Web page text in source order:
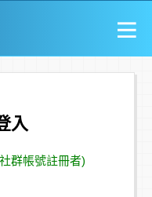
入
群帳號註冊者)